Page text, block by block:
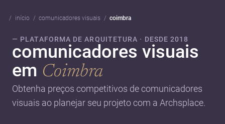
início comunicadores visuais coimbra
— PLATAFORMA DE ARQUITETURA · DESDE 2018
comunicadores visuais
em Coimbra
Obtenha preços competitivos de comunicadores
visuais ao planejar seu projeto com a Archsplace.